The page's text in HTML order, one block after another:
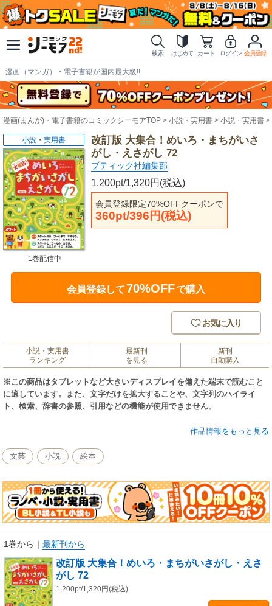
検索 はじめて カート ログイン 会員登録
漫画（マンガ）・電子書籍が国内最大級!!
漫画(まんが)・電子書籍のコミックシーモアTOP 小説・実用書 小説・実用書
改訂版 大集合！めいろ・まちがいさ
がし・えさがし 72
ブティック社編集部
1,200pt/1,320円(税込)
会員登録限定70%OFFクーポンで
360pt/396円(税込)
小説・実用書
1巻配信中
会員登録して70%OFFで購入
お気に入り
小説・実用書
ランキング
最新刊
を見る
新刊
自動購入
※この商品はタブレットなど大きいディスプレイを備えた端末で読むこと
に適しています。また、文字だけを拡大することや、文字列のハイライ
ト、検索、辞書の参照、引用などの機能が使用できません。
3～6才の幼児が楽しめる、めいろ、まちがいさがし、絵さがしを72問、楽
リエーション豊富に掲載。
作品情報をもっと見る
文芸 小説 絵本
1巻から ｜ 最新刊から
改訂版 大集合！めいろ・まちがいさがし・えさ
がし 72
1,200pt/1,320円(税込)